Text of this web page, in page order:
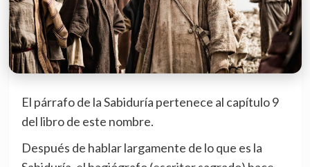
El párrafo de la Sabiduría pertenece al capítulo 9
del libro de este nombre.
Después de hablar largamente de lo que es la